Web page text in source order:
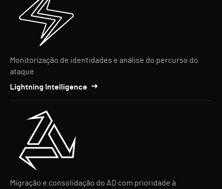
Monitorização de identidades e análise do percurso do
ataque
Lightning Intelligence
Migração e consolidação do AD com prioridade à